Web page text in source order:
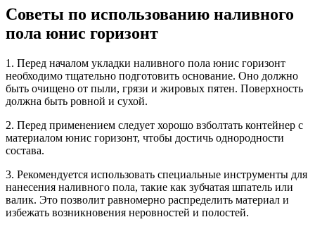
Советы по использованию наливного
пола юнис горизонт
1. Перед началом укладки наливного пола юнис горизонт
необходимо тщательно подготовить основание. Оно должно
быть очищено от пыли, грязи и жировых пятен. Поверхность
должна быть ровной и сухой.
2. Перед применением следует хорошо взболтать контейнер с
материалом юнис горизонт, чтобы достичь однородности
состава.
3. Рекомендуется использовать специальные инструменты для
нанесения наливного пола, такие как зубчатая шпатель или
валик. Это позволит равномерно распределить материал и
избежать возникновения неровностей и полостей.